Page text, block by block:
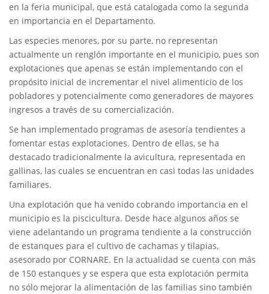
en la feria municipal, que está catalogada como la segunda
en importancia en el Departamento.
Las especies menores, por su parte, no representan
actualmente un renglón importante en el municipio, pues son
explotaciones que apenas se están implementando con el
propósito inicial de incrementar el nivel alimenticio de los
pobladores y potencialmente como generadores de mayores
ingresos a través de su comercialización.
Se han implementado programas de asesoría tendientes a
fomentar estas explotaciones. Dentro de ellas, se ha
destacado tradicionalmente la avicultura, representada en
gallinas, las cuales se encuentran en casi todas las unidades
familiares.
Una explotación que ha venido cobrando importancia en el
municipio es la piscicultura. Desde hace algunos años se
viene adelantando un programa tendiente a la construcción
de estanques para el cultivo de cachamas y tilapias,
asesorado por CORNARE. En la actualidad se cuenta con más
de 150 estanques y se espera que esta explotación permita
no sólo mejorar la alimentación de las familias sino también